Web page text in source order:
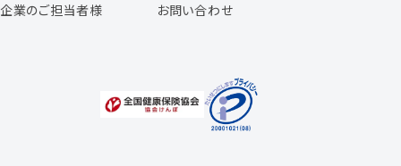
福利厚生のご案内
企業のご担当者様 お問い合わせ